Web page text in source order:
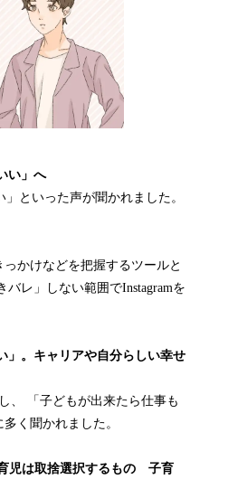
い」へ
といった声が聞かれました。
かけなどを把握するツールと
レ」しない範囲でInstagramを
」。キャリアや自分らしい幸せ
、 「子どもが出来たら仕事も
く聞かれました。
児は取捨選択するもの 子育